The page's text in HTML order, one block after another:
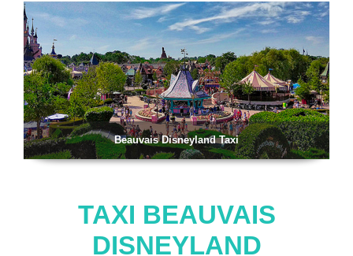
Beauvais Disneyland Taxi
TAXI BEAUVAIS
DISNEYLAND